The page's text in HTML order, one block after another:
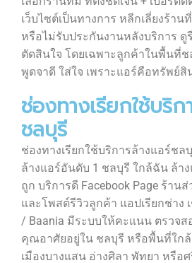
เว็บไซต์เป็นทางการ หลีกเลี่ยงร้าน
หรือไม่รับประกันงานหลังบริการ ดู
ตัดสินใจ โดยเฉพาะลูกค้าในพื้นที่ช
พูดจาดี ใส่ใจ เพราะแอร์คือทรัพย์
ช่องทางเรียกใช้บริก
ชลบุรี
ช่องทางเรียกใช้บริการล้างแอร์ชล
ล้างแอร์อันดับ 1 ชลบุรี ใกล้ฉัน ล้า
ถูก บริการดี Facebook Page ร้า
และโพสต์รีวิวลูกค้า แอปเรียกช่าง
/ Baania มีระบบให้คะแนน ตรวจส
คุณอาศัยอยู่ใน ชลบุรี หรือพื้นที่ใกล้
เมืองบางแสน อ่างศิลา พัทยา หรือ